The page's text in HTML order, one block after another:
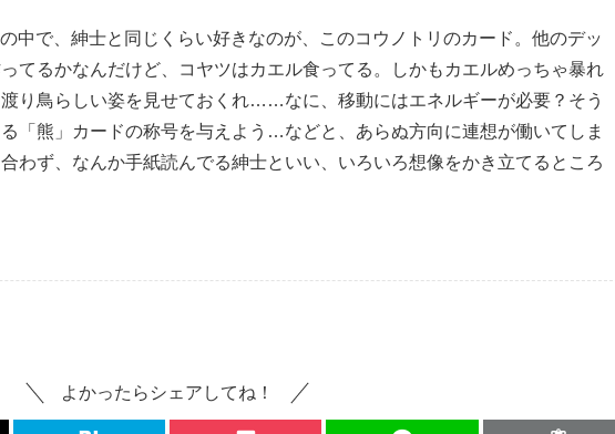
中で、紳士と同じくらい好きなのが、このコウノトリのカード。他のデッ
てるかなんだけど、コヤツはカエル食ってる。しかもカエルめっちゃ暴れ
り鳥らしい姿を見せておくれ……なに、移動にはエネルギーが必要？そう
「熊」カードの称号を与えよう…などと、あらぬ方向に連想が働いてしま
わず、なんか手紙読んでる紳士といい、いろいろ想像をかき立てるところ
よかったらシェアしてね！